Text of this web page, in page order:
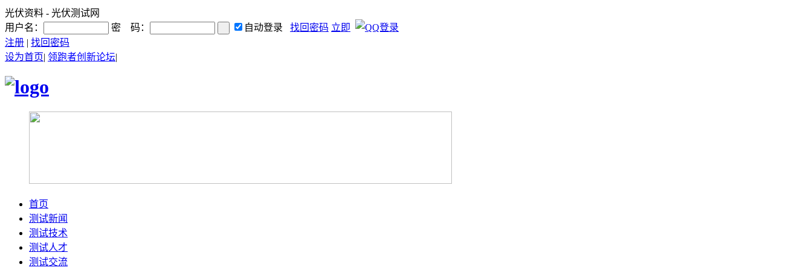
光伏资料 - 光伏测试网
用户名：
密 码： 自动登录 找回密码 立即
注册 | 找回密码
设为首页| 领跑者创新论坛|
首页
测试新闻
测试技术
测试人才
测试交流